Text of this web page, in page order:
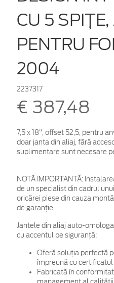
CU 5
PENTRU
2004
2237317
€ 387,48
7,5 x 18", offset 52,5, pentru
doar janta din aliaj, fără
suplimentare sunt necesare
NOTĂ IMPORTANTĂ:
de un specialist din cadrul
oricărei piese din cauza
de garanţie.
Jantele din aliaj auto-
cu accentul pe siguranță:
Oferă soluția perfectă
împreună cu
Fabricată în